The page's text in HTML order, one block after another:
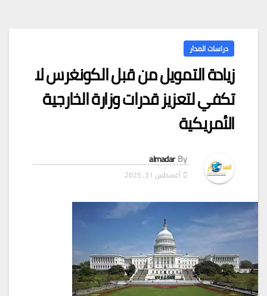
دراسات المدار
زيادة التمويل من قبل الكونغرس لا
تكفي لتعزيز قدرات وزارة الخارجية
الأمريكية
By
almadar
أغسطس 31, 2025